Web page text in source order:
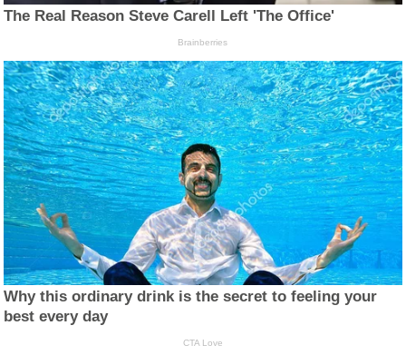
The Real Reason Steve Carell Left 'The Office'
Brainberries
Why this ordinary drink is the secret to feeling your
best every day
CTA Love